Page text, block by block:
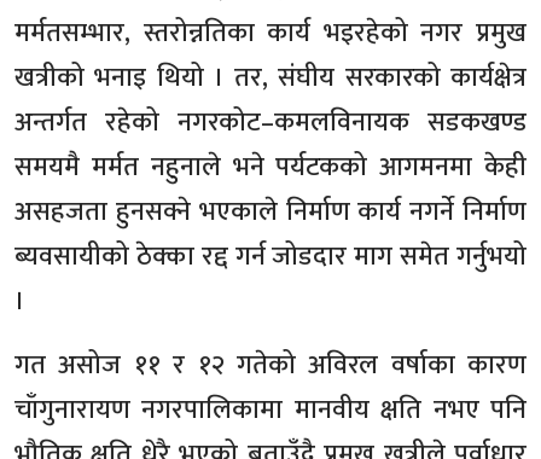
मर्मतसम्भार, स्तरोन्नतिका कार्य भइरहेको नगर प्रमुख
खत्रीको भनाइ थियो । तर, संघीय सरकारको कार्यक्षेत्र
अन्तर्गत रहेको नगरकोट–कमलविनायक सडकखण्ड
समयमै मर्मत नहुनाले भने पर्यटकको आगमनमा केही
असहजता हुनसक्ने भएकाले निर्माण कार्य नगर्ने निर्माण
ब्यवसायीको ठेक्का रद्द गर्न जोडदार माग समेत गर्नुभयो
।
गत असोज ११ र १२ गतेको अविरल वर्षाका कारण
चाँगुनारायण नगरपालिकामा मानवीय क्षति नभए पनि